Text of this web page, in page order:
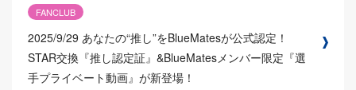
FANCLUB
2025/9/29 あなたの“推し”をBlueMatesが公式認定！
STAR交換『推し認定証』&BlueMatesメンバー限定『選
手プライベート動画』が新登場！